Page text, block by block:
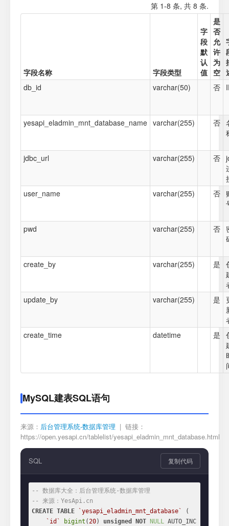
第 1-8 条, 共 8 条.
字段名称 字段类型
字
段
默
认
值
是
否
允
许
为
空
db_id
varchar(50) 否
yesapi_eladmin_mnt_database_name varchar(255) 否
jdbc_url varchar(255) 否
user_name
varchar(255) 否
pwd varchar(255) 否
create_by varchar(255) 是
update_by
varchar(255) 是
create_time
datetime 是
MySQL建表SQL语句
来源： 后台管理系统-数据库管理 | 链接：
https://open.yesapi.cn/tablelist/yesapi_eladmin_mnt_database.html
SQL 复制代码
-- 数据库大全：后台管理系统-数据库管理
-- 来源：YesApi.cn
CREATE TABLE `yesapi_eladmin_mnt_database`
(
`id`
bigint (20) unsigned NOT NULL AUTO_INC